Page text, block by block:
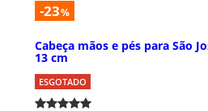
-23%
Cabeça mãos e pés para São
13 cm
ESGOTADO